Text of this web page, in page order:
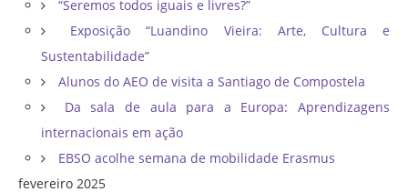
“Seremos todos iguais e livres?”
Exposição “Luandino Vieira: Arte, Cultura e
Sustentabilidade”
Alunos do AEO de visita a Santiago de Compostela
Da sala de aula para a Europa: Aprendizagens
internacionais em ação
EBSO acolhe semana de mobilidade Erasmus
fevereiro 2025